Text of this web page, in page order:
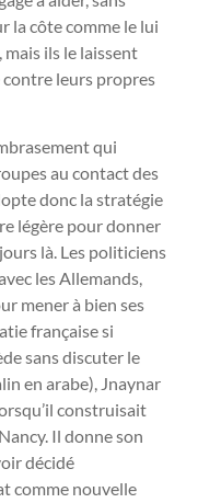
la côte comme le lui
ils le laissent
contre leurs propres
qui
au contact des
donc la stratégie
légère pour donner
là. Les politiciens
les Allemands,
mener à bien ses
française si
sans discuter le
en arabe), Jnaynar
construisait
Il donne son
décidé
comme nouvelle